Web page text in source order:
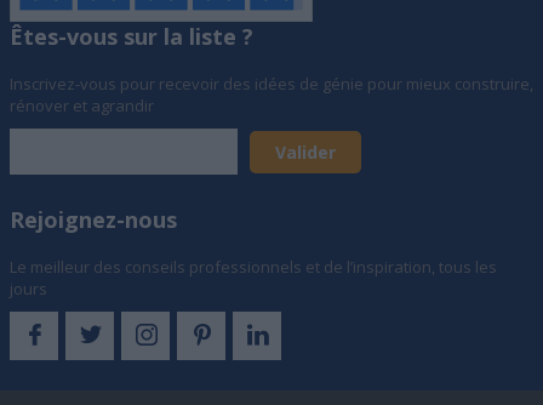
Êtes-vous sur la liste ?
Inscrivez-vous pour recevoir des idées de génie pour mieux construire,
rénover et agrandir
Rejoignez-nous
Le meilleur des conseils professionnels et de l’inspiration, tous les
jours